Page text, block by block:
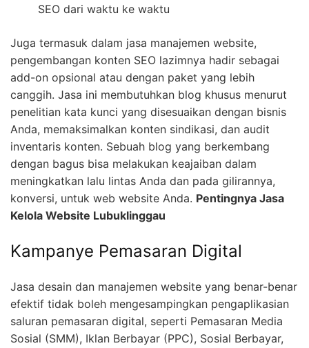
SEO dari waktu ke waktu
Juga termasuk dalam jasa manajemen website,
pengembangan konten SEO lazimnya hadir sebagai
add-on opsional atau dengan paket yang lebih
canggih. Jasa ini membutuhkan blog khusus menurut
penelitian kata kunci yang disesuaikan dengan bisnis
Anda, memaksimalkan konten sindikasi, dan audit
inventaris konten. Sebuah blog yang berkembang
dengan bagus bisa melakukan keajaiban dalam
meningkatkan lalu lintas Anda dan pada gilirannya,
konversi, untuk web website Anda. Pentingnya Jasa
Kelola Website Lubuklinggau
Kampanye Pemasaran Digital
Jasa desain dan manajemen website yang benar-benar
efektif tidak boleh mengesampingkan pengaplikasian
saluran pemasaran digital, seperti Pemasaran Media
Sosial (SMM), Iklan Berbayar (PPC), Sosial Berbayar,